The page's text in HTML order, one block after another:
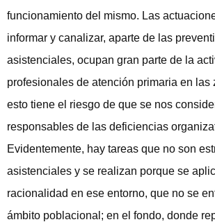
funcionamiento del mismo. Las
informar y canalizar, aparte de las
asistenciales, ocupan gran parte de la
profesionales de atención primaria en las
esto tiene el riesgo de que se nos
responsables de las deficiencias
Evidentemente, hay tareas que no son
asistenciales y se realizan porque se
racionalidad en ese entorno, que no se
ámbito poblacional; en el fondo, donde